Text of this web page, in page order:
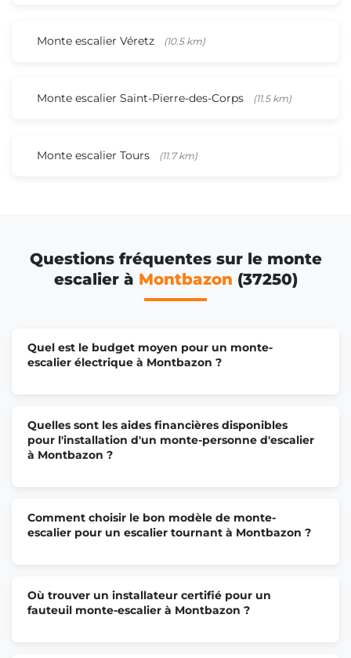
Monte escalier Véretz (10.5 km)
Monte escalier Saint-Pierre-des-Corps (11.5 km)
Monte escalier Tours (11.7 km)
Questions fréquentes sur le monte
escalier à Montbazon (37250)
Quel est le budget moyen pour un monte-
escalier électrique à Montbazon ?
Quelles sont les aides financières disponibles
pour l'installation d'un monte-personne d'escalier
à Montbazon ?
Comment choisir le bon modèle de monte-
escalier pour un escalier tournant à Montbazon ?
Où trouver un installateur certifié pour un
fauteuil monte-escalier à Montbazon ?